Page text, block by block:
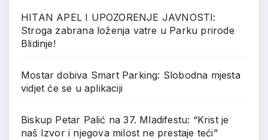
HITAN APEL I UPOZORENJE JAVNOSTI:
Stroga zabrana loženja vatre u Parku prirode
Blidinje!
Mostar dobiva Smart Parking: Slobodna mjesta
vidjet će se u aplikaciji
Biskup Petar Palić na 37. Mladifestu: “Krist je
naš Izvor i njegova milost ne prestaje teći”